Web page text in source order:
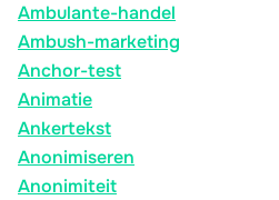
Ambulante-handel
Ambush-marketing
Anchor-test
Animatie
Ankertekst
Anonimiseren
Anonimiteit